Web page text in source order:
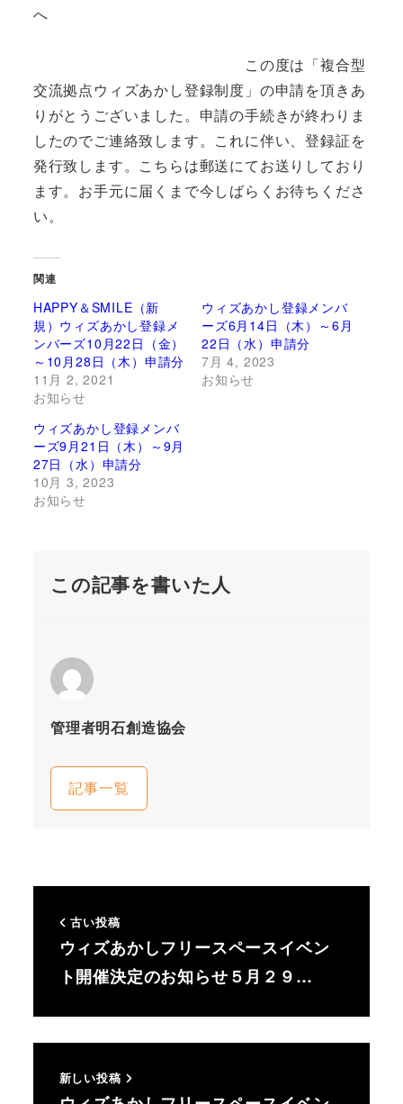
へ
この度は「複合型
交流拠点ウィズあかし登録制度」の申請を頂きあ
りがとうございました。申請の手続きが終わりま
したのでご連絡致します。これに伴い、登録証を
発行致します。こちらは郵送にてお送りしており
ます。お手元に届くまで今しばらくお待ちくださ
い。
関連
HAPPY＆SMILE（新
規）ウィズあかし登録メ
ンバーズ10月22日（金）
～10月28日（木）申請分
11月 2, 2021
お知らせ
ウィズあかし登録メンバ
ーズ6月14日（木）～6月
22日（水）申請分
7月 4, 2023
お知らせ
ウィズあかし登録メンバ
ーズ9月21日（木）～9月
27日（水）申請分
10月 3, 2023
お知らせ
この記事を書いた人
管理者明石創造協会
記事一覧
古い投稿
ウィズあかしフリースペースイベン
ト開催決定のお知らせ５月２９…
新しい投稿